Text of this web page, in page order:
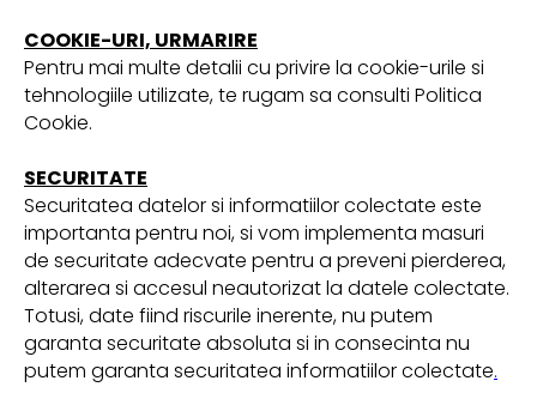
COOKIE-URI, URMARIRE
Pentru mai multe detalii cu privire la cookie-urile si
tehnologiile utilizate, te rugam sa consulti Politica
Cookie.
SECURITATE
Securitatea datelor si informatiilor colectate este
importanta pentru noi, si vom implementa masuri
de securitate adecvate pentru a preveni pierderea,
alterarea si accesul neautorizat la datele colectate.
Totusi, date fiind riscurile inerente, nu putem
garanta securitate absoluta si in consecinta nu
putem garanta securitatea informatiilor colectate.